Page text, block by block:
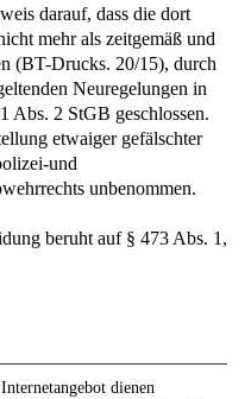
darauf, dass die dort
mehr als zeitgemäß und
(BT-Drucks. 20/15), durch
Neuregelungen in
Abs. 2 StGB geschlossen.
etwaiger gefälschter
und
unbenommen.
beruht auf § 473 Abs. 1,
dienen